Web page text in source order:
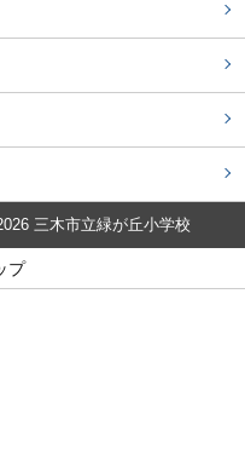
三木市立緑が丘小学校
プ